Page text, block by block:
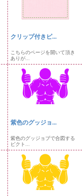
クリップ付きピ...
こちらのページを開いて頂き
ありが...
紫色のグッジョ...
紫色のグッジョブで合図する
ピクト...